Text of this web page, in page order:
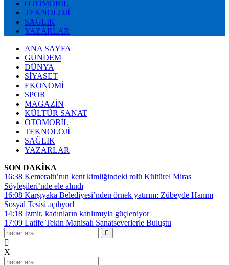
OTOMOBİL
TEKNOLOJİ
SAĞLIK
YAZARLAR
ANA SAYFA
GÜNDEM
DÜNYA
SİYASET
EKONOMİ
SPOR
MAGAZİN
KÜLTÜR SANAT
OTOMOBİL
TEKNOLOJİ
SAĞLIK
YAZARLAR
SON DAKİKA
16:38 Kemeraltı’nın kent kimliğindeki rolü Kültürel Miras
Söyleşileri’nde ele alındı
16:08 Karşıyaka Belediyesi’nden örnek yatırım: Zübeyde Hanım
Sosyal Tesisi açılıyor!
14:18 İzmir, kadınların katılımıyla güçleniyor
17:09 Latife Tekin Manisalı Sanatseverlerle Buluştu
X